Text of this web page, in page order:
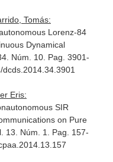
Tomás:
Lorenz-84
Dynamical
Núm. 10. Pag. 3901-
Eris:
SIR
on Pure
13. Núm. 1. Pag. 157-